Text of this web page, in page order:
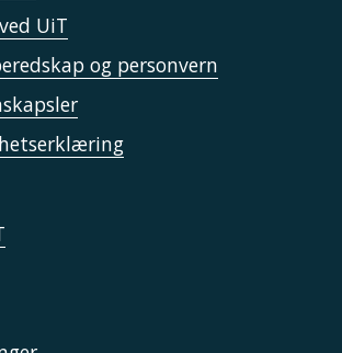
UiT
og personvern